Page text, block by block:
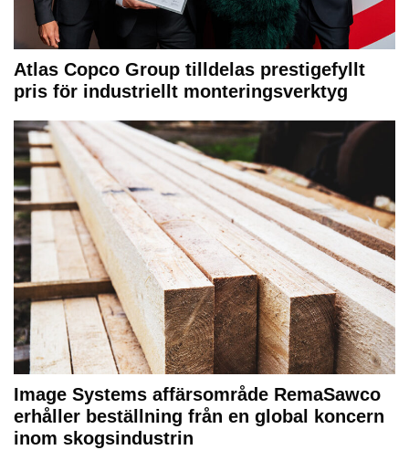
Atlas Copco Group tilldelas prestigefyllt
pris för industriellt monteringsverktyg
Image Systems affärsområde RemaSawco
erhåller beställning från en global koncern
inom skogsindustrin